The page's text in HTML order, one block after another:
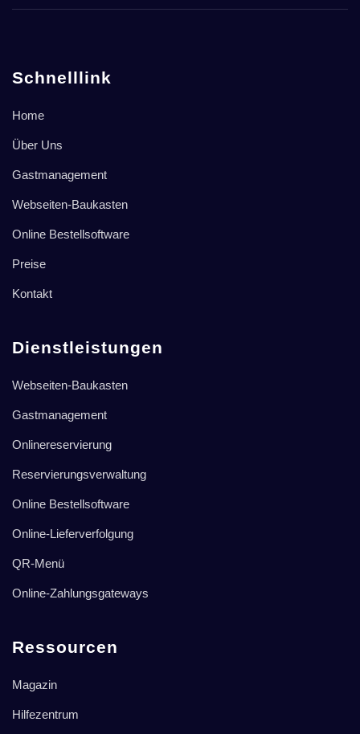
Schnelllink
Home
Über Uns
Gastmanagement
Webseiten-Baukasten
Online Bestellsoftware
Preise
Kontakt
Dienstleistungen
Webseiten-Baukasten
Gastmanagement
Onlinereservierung
Reservierungsverwaltung
Online Bestellsoftware
Online-Lieferverfolgung
QR-Menü
Online-Zahlungsgateways
Ressourcen
Magazin
Hilfezentrum